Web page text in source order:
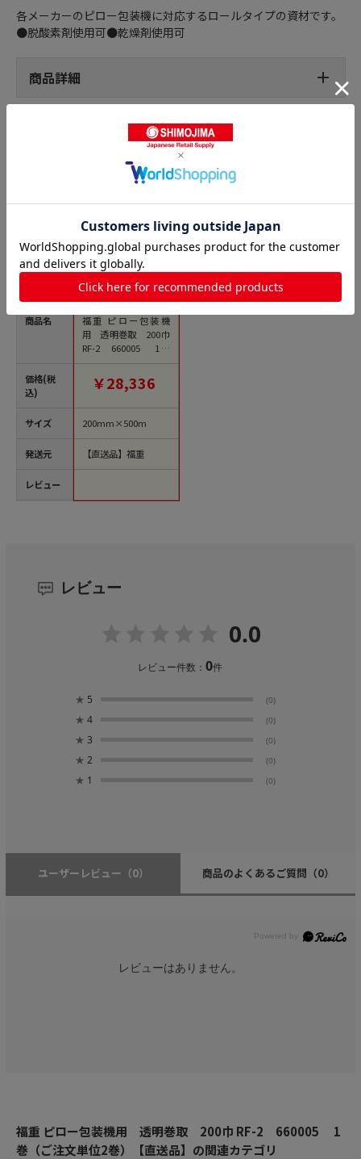
各メーカーのピロー包装機に対応するロールタイプの資材です。
●脱酸素剤使用可●乾燥剤使用可
商品詳細
ピロー包装用フィルムの人気商品との比較
商品名
価格(税
込)
サイズ
発送元
レビュー
福重 ピロー包装機
用 透明巻取 200巾
RF-2 660005 1巻
（ご注文単位2巻）
【直送品】
￥28,336
200mm×500m
【直送品】福重
レビュー
0.0
レビュー件数：0件
★ 5 (0)
★ 4 (0)
★ 3 (0)
★ 2 (0)
★ 1 (0)
ユーザーレビュー （0） 商品のよくあるご質問 （0）
レビューはありません。
福重 ピロー包装機用 透明巻取 200巾 RF-2 660005 1
巻（ご注文単位2巻）【直送品】の関連カテゴリ